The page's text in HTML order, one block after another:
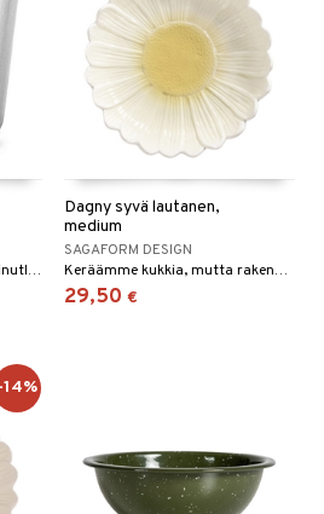
Billi-viinijäähdyttimellä on ainutlaatuinen ja tunnistettava muotoilu, joka edustaa selvästi Sagaformia. Viinijäähdytin pelastaa kaikki lämpimät kesäpäivät ja pitää valitun juoman viileänä käytännöllisellä ja tyylikkäällä tavalla.
Dagny syvä lautanen,
medium
SAGAFORM DESIGN
Keräämme kukkia, mutta rakenne ja materiaali ovat toista. Dagny lautasen innoittajana on ollut tuhatkaunokin kauniit lehdet ja se on kaunis lisä kattaukseesi, joko sellaisenaan tai tarjoiluastiana.
29,50 €
14%